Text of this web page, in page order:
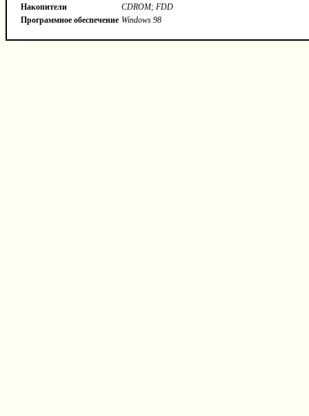
Накопители
CDROM; FDD
Программное обеспечение Windows 98